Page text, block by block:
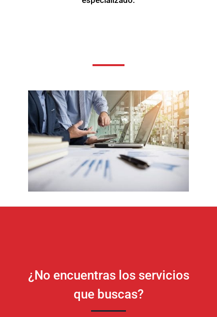
¿No encuentras los servicios
que buscas?